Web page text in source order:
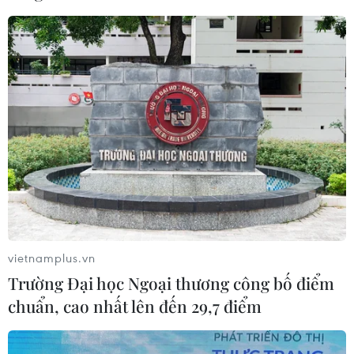
(Vietnam+)
#Bóng đá
#Tuyển Myanmar
#Tuyển Campuchia
#AFF Cup 2016 #Bán kết
vietnamplus.vn
Trường Đại học Ngoại thương công bố điểm
chuẩn, cao nhất lên đến 29,7 điểm